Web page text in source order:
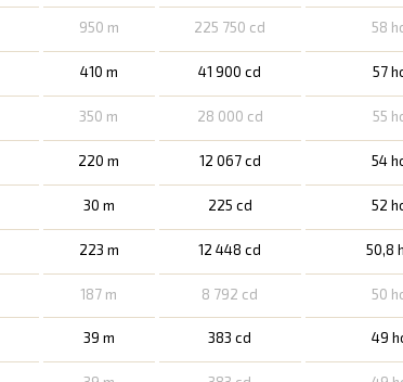
950 m 225 750 cd 58
410 m 41 900 cd 57
350 m 28 000 cd 55
220 m 12 067 cd 54
30 m 225 cd 52
223 m 12 448 cd 50,8
187 m 8 792 cd 50
39 m 383 cd 49